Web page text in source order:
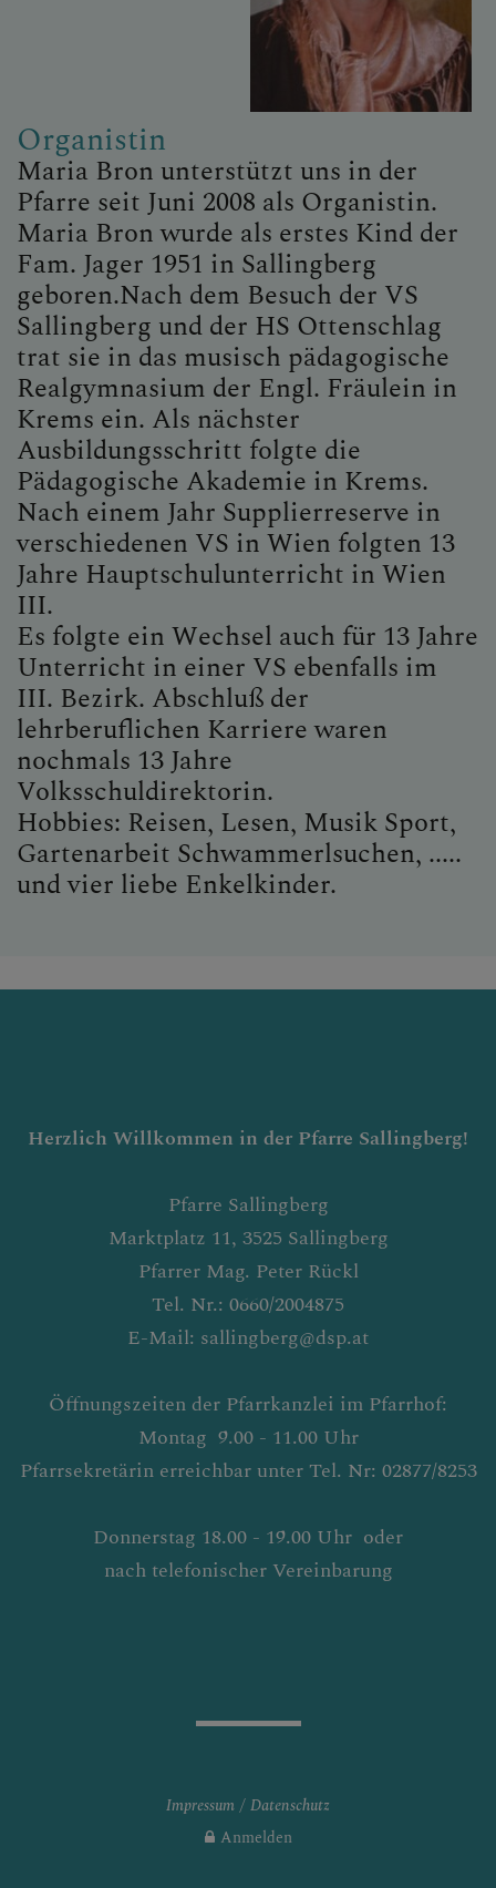
Organistin
Maria Bron unterstützt uns in der
Pfarre seit Juni 2008 als Organistin.
Maria Bron wurde als erstes Kind der
Fam. Jager 1951 in Sallingberg
geboren.Nach dem Besuch der VS
Sallingberg und der HS Ottenschlag
trat sie in das musisch pädagogische
Realgymnasium der Engl. Fräulein in
Krems ein. Als nächster
Ausbildungsschritt folgte die
Pädagogische Akademie in Krems.
Nach einem Jahr Supplierreserve in
verschiedenen VS in Wien folgten 13
Jahre Hauptschulunterricht in Wien
III.
Es folgte ein Wechsel auch für 13 Jahre
Unterricht in einer VS ebenfalls im
III. Bezirk. Abschluß der
lehrberuflichen Karriere waren
nochmals 13 Jahre
Volksschuldirektorin.
Hobbies: Reisen, Lesen, Musik Sport,
Gartenarbeit Schwammerlsuchen, .....
und vier liebe Enkelkinder.
Herzlich Willkommen in der Pfarre Sallingberg!
Pfarre Sallingberg
Marktplatz 11, 3525 Sallingberg
Pfarrer Mag. Peter Rückl
Tel. Nr.: 0660/2004875
E-Mail: sallingberg@dsp.at
Öffnungszeiten der Pfarrkanzlei im Pfarrhof:
Montag 9.00 - 11.00 Uhr
Pfarrsekretärin erreichbar unter Tel. Nr: 02877/8253
Donnerstag 18.00 - 19.00 Uhr oder
nach telefonischer Vereinbarung
Impressum
Datenschutz
Anmelden